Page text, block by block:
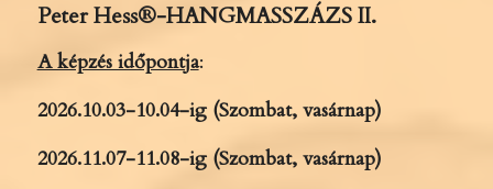
Peter Hess®-HANGMASSZÁZS II.
A képzés időpontja:
2026.10.03-10.04-ig (Szombat, vasárnap)
2026.11.07-11.08-ig (Szombat, vasárnap)